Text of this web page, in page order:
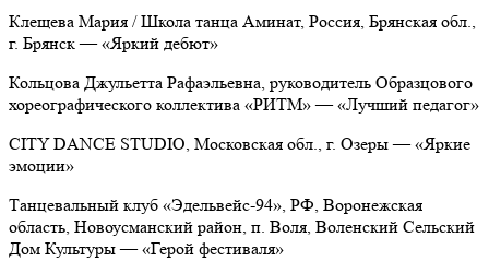
Клещева Мария / Школа танца Аминат, Россия, Брянская обл.,
г. Брянск— «Яркий дебют»
Кольцова Джульетта Рафаэльевна, руководитель Образцового
хореографического коллектива «РИТМ» — «Лучший педагог»
CITY DANCE STUDIO, Московская обл., г. Озеры— «Яркие
эмоции»
Танцевальный клуб «Эдельвейс-94», РФ, Воронежская
область, Новоусманский район, п. Воля, Воленский Сельский
Дом Культуры— «Герой фестиваля»